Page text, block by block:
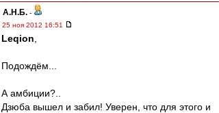
А.Н.Б. -
25 ноя 2012 16:51
Leqion
Подождём...
А амбиции?..
Дзюба вышел и забил! Уверен, что для этого и